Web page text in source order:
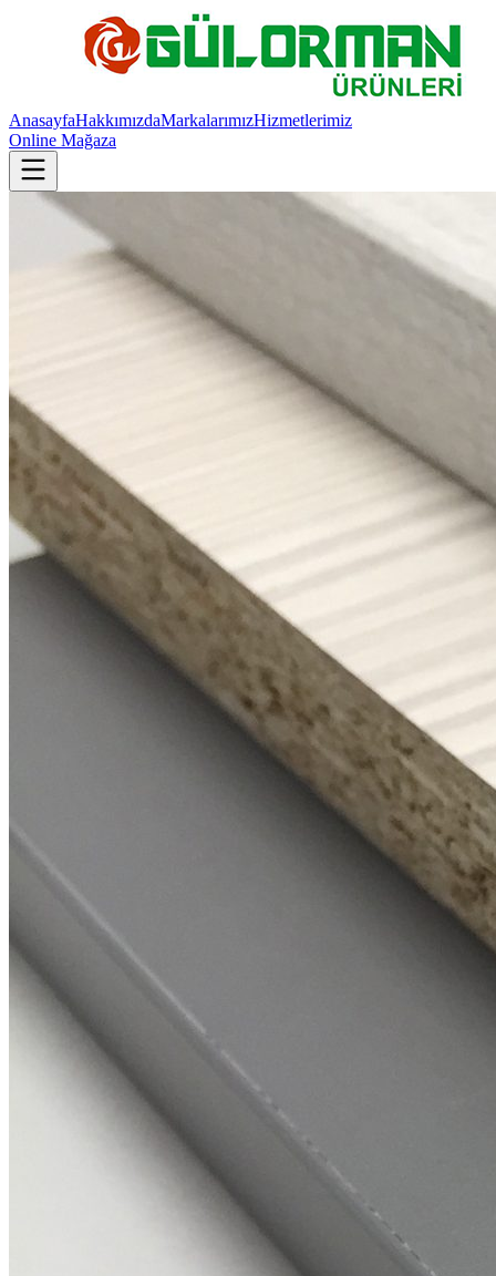
AnasayfaHakkımızdaMarkalarımızHizmetlerimiz
Online Mağaza